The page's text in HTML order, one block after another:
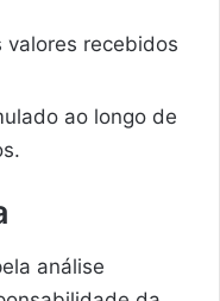
valores recebidos
ao longo de
análise